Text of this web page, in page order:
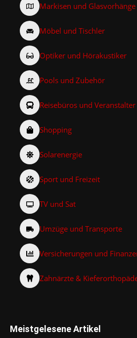
Markisen und Glasvorhänge
Möbel und Tischler
Optiker und Hörakustiker
Pools und Zubehör
Reisebüros und Veranstalter
Shopping
Solarenergie
Sport und Freizeit
TV und Sat
Umzüge und Transporte
Versicherungen und
Zahnärzte &
Meistgelesene Artikel